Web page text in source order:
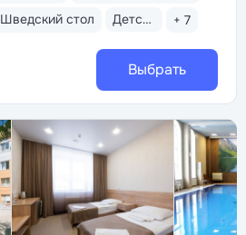
Шведский стол Детская комната + 7
Выбрать